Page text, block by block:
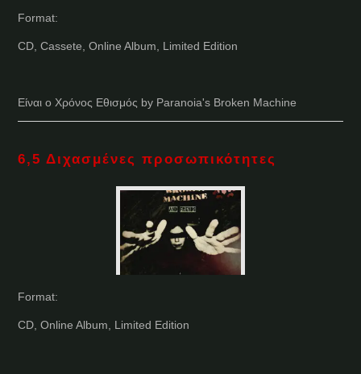
Format:
CD, Cassete, Online Album, Limited Edition
Είναι ο Χρόνος Εθισμός by Paranoia's Broken Machine
6​,​5 Δ​ι​χ​α​σ​μ​έ​ν​ε​ς π​ρ​ο​σ​ω​π​ι​κ​ό​τ​η​τ​ε​ς
Format:
CD, Online Album, Limited Edition